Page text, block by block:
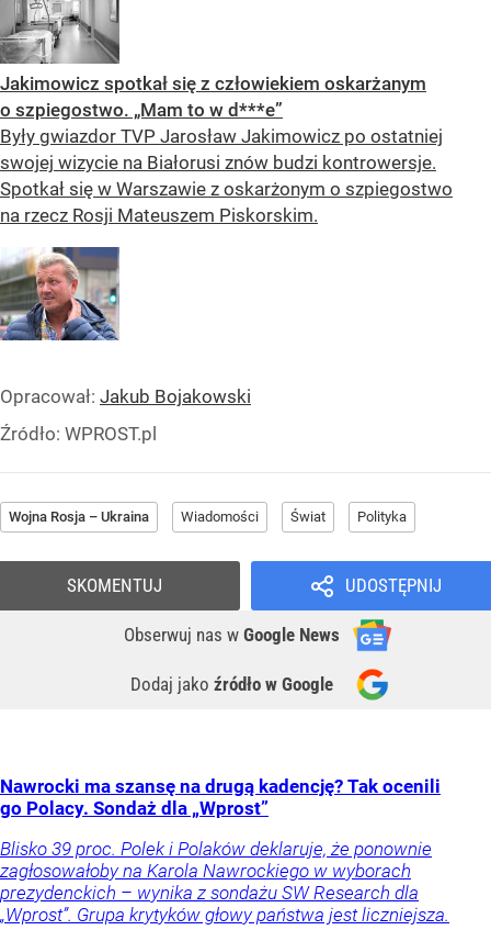
Jakimowicz spotkał się z człowiekiem oskarżanym
o szpiegostwo. „Mam to w d***e”
Były gwiazdor TVP Jarosław Jakimowicz po ostatniej
swojej wizycie na Białorusi znów budzi kontrowersje.
Spotkał się w Warszawie z oskarżonym o szpiegostwo
na rzecz Rosji Mateuszem Piskorskim.
Opracował: Jakub Bojakowski
Źródło: WPROST.pl
Wojna Rosja – Ukraina Wiadomości Świat Polityka
UDOSTĘPNIJ
Obserwuj nas w Google News
Dodaj jako źródło w Google
SKOMENTUJ
Nawrocki ma szansę na drugą kadencję? Tak ocenili
go Polacy. Sondaż dla „Wprost”
Blisko 39 proc. Polek i Polaków deklaruje, że ponownie
zagłosowałoby na Karola Nawrockiego w wyborach
prezydenckich – wynika z sondażu SW Research dla
„Wprost”. Grupa krytyków głowy państwa jest liczniejsza.